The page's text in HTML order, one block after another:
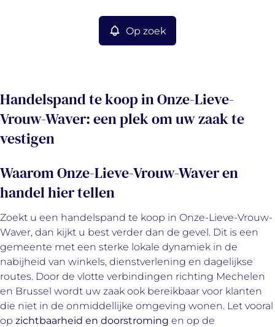
Op zoek
Handelspand te koop in Onze-Lieve-
Vrouw-Waver: een plek om uw zaak te
vestigen
Waarom Onze-Lieve-Vrouw-Waver en
handel hier tellen
Zoekt u een handelspand te koop in Onze-Lieve-Vrouw-
Waver, dan kijkt u best verder dan de gevel. Dit is een
gemeente met een sterke lokale dynamiek in de
nabijheid van winkels, dienstverlening en dagelijkse
routes. Door de vlotte verbindingen richting Mechelen
en Brussel wordt uw zaak ook bereikbaar voor klanten
die niet in de onmiddellijke omgeving wonen. Let vooral
op zichtbaarheid en doorstroming en op de